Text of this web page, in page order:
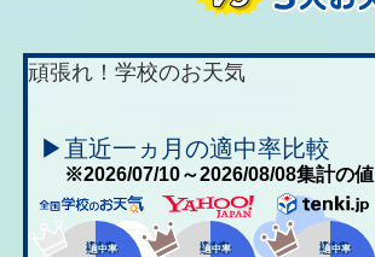
頑張れ！学校のお天気
▶直近一ヵ月の適中率比較
※2026/07/10～2026/08/08集計の値
適中率 適中率 適中率